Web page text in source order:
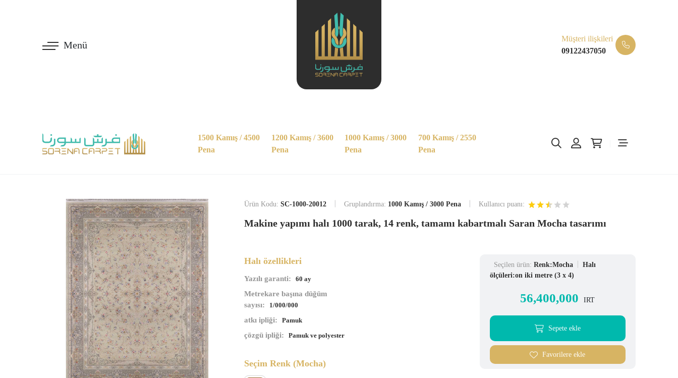
Menü
Müşteri ilişkileri
09122437050
1500 Kamış / 4500
Pena
1200 Kamış / 3600
Pena
1000 Kamış / 3000
Pena
700 Kamış / 2550
Pena
Ürün Kodu: SC-1000-20012 Gruplandırma: 1000 Kamış / 3000 Pena Kullanıcı puanı:
Makine yapımı halı 1000 tarak, 14 renk, tamamı kabartmalı Saran Mocha tasarımı
Halı özellikleri
Yazılı garanti: 60 ay
Metrekare başına düğüm
sayısı:
1/000/000
atkı ipliği: Pamuk
çözgü ipliği: Pamuk ve polyester
Seçim Renk (Mocha)
Seçilen ürün: Renk:Mocha
Halı
ölçüleri:on iki metre (3 x 4)
56,400,000 IRT
Sepete ekle
Favorilere ekle